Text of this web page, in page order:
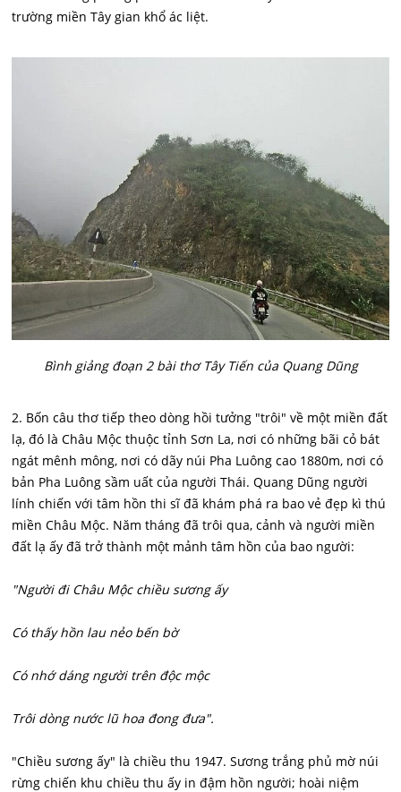
trường miền Tây gian khổ ác liệt.
Bình giảng đoạn 2 bài thơ Tây Tiến của Quang Dũng
2. Bốn câu thơ tiếp theo dòng hồi tưởng "trôi" về một miền đất
lạ, đó là Châu Mộc thuộc tỉnh Sơn La, nơi có những bãi cỏ bát
ngát mênh mông, nơi có dãy núi Pha Luông cao 1880m, nơi có
bản Pha Luông sầm uất của người Thái. Quang Dũng người
lính chiến với tâm hồn thi sĩ đã khám phá ra bao vẻ đẹp kì thú
miền Châu Mộc. Năm tháng đã trôi qua, cảnh và người miền
đất lạ ấy đã trở thành một mảnh tâm hồn của bao người:
"Người đi Châu Mộc chiều sương ấy
Có thấy hồn lau nẻo bến bờ
Có nhớ dáng người trên độc mộc
Trôi dòng nước lũ hoa đong đưa".
"Chiều sương ấy" là chiều thu 1947. Sương trắng phủ mờ núi
rừng chiến khu chiều thu ấy in đậm hồn người; hoài niệm